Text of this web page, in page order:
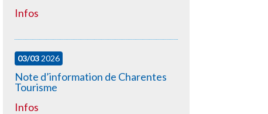
Infos
03/032026
Note d’information de Charentes
Tourisme
Infos